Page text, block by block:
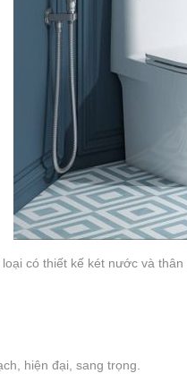
có thiết kế két nước và
hiện đại, sang trọng.